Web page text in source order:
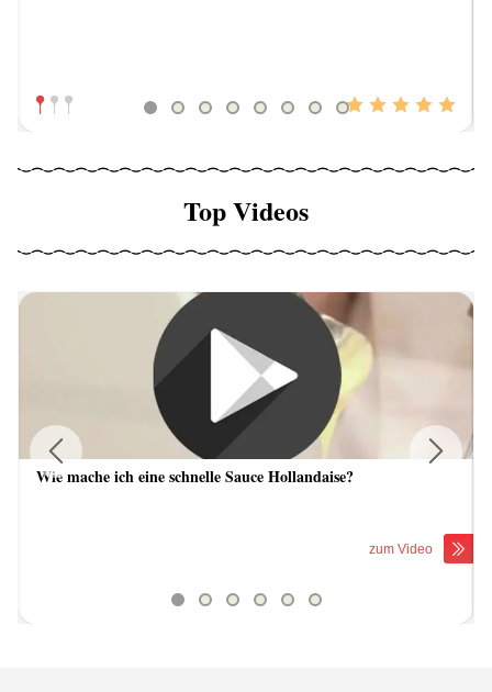
Top Videos
Wie mache ich eine schnelle Sauce Hollandaise?
zum Video
Previous